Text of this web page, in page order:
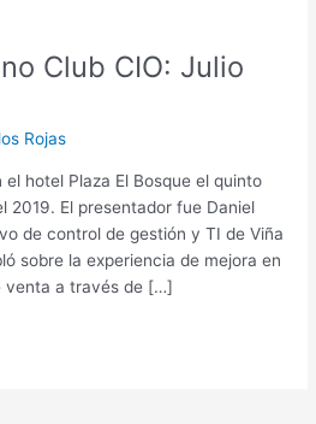
Club CIO: Julio
Rojas
el hotel Plaza El Bosque el quinto
2019. El presentador fue Daniel
de control de gestión y TI de Viña
sobre la experiencia de mejora en
venta a través de […]